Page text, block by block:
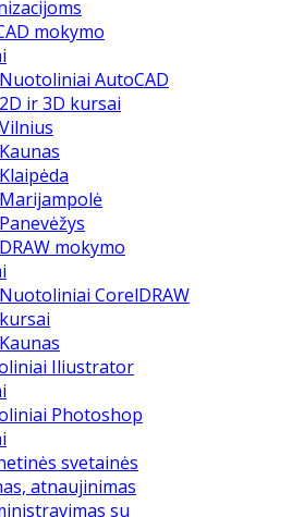
mokymo
Nuotoliniai AutoCAD
2D ir 3D kursai
Vilnius
Kaunas
Klaipėda
Marijampolė
Panevėžys
mokymo
Nuotoliniai CorelDRAW
kursai
Kaunas
Iliustrator
Photoshop
svetainės
atnaujinimas
su